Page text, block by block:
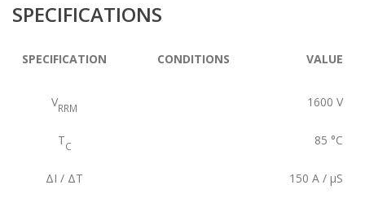
SPECIFICATIONS
SPECIFICATION CONDITIONS VALUE
VRRM 1600 V
TC 85 °C
ΔI / ΔT 150 A / µS